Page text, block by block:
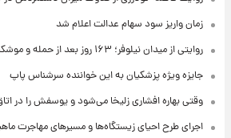
زمان واریز سود سهام عدالت اعلام شد
روایتی از میدان نیلوفر؛ ۱۶۳ روز بعد از حمله و موشکباران
جایزه ویژه پزشکیان به این خواننده سرشناس پاپ
وقتی بهاره افشاری زلیخا می‌شود و یوسفش را در
اجرای طرح احیای زیستگاه‌ها و مسیرهای مهاجرت